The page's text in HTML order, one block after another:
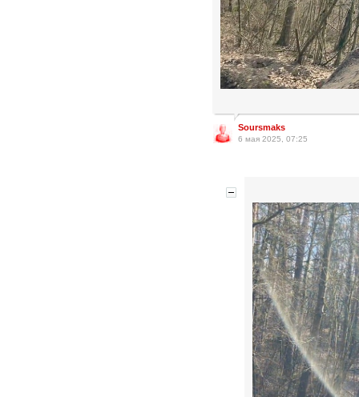
Soursmaks
6 мая 2025, 07:25